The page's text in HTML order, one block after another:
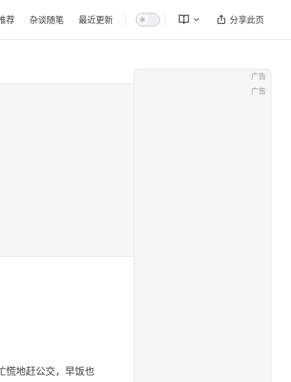
荐 杂谈随笔 最近更新 分享此页
广告
广告
慌地赶公交，早饭也